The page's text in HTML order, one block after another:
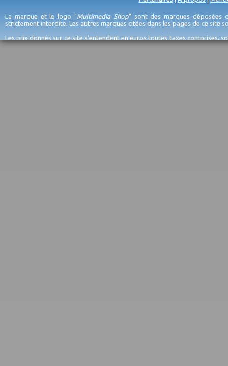
La marque et le logo "Multimedia Shop" sont des marques déposées
strictement interdite. Les autres marques citées dans les pages de ce site
Les prix donnés sur ce site s'entendent en euros toutes taxes comprises,
erreurs d'encodage, et sauf épuisement du stock et/ou impossibilité de